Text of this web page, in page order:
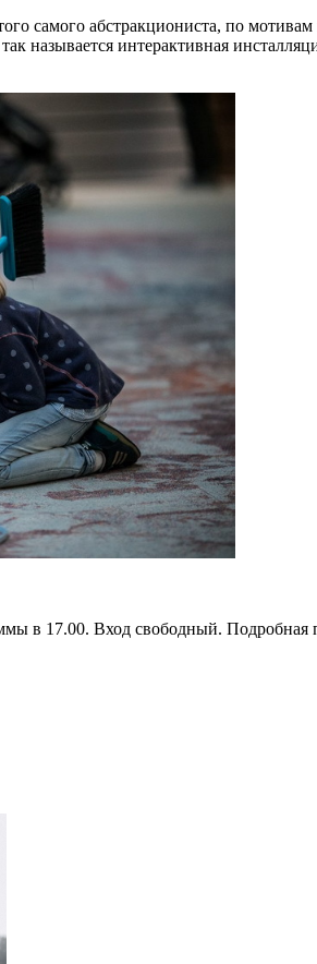
самого абстракциониста, по
интерактивная
в 17.00. Вход свободный. Подробная